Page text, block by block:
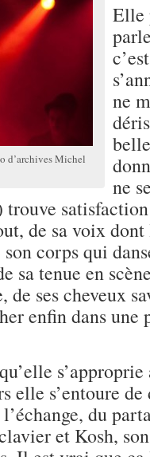
d’archives Michel
Elle
ne
ne
de sa voix
corps qui
sa tenue en
de ses cheveux
enfin dans une
elle s’entoure
du
et Kosh,